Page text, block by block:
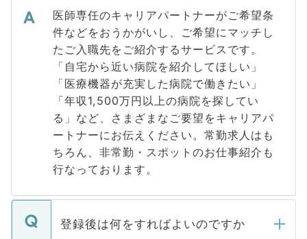
医師専任のキャリアパートナーがご希望条
件などをおうかがいし、ご希望にマッチし
たご入職先をご紹介するサービスです。
「自宅から近い病院を紹介してほしい」
「医療機器が充実した病院で働きたい」
「年収1,500万円以上の病院を探してい
る」など、さまざまなご要望をキャリアパ
ートナーにお伝えください。常勤求人はも
ちろん、非常勤・スポットのお仕事紹介も
行なっております。
登録後は何をすればよいのですか